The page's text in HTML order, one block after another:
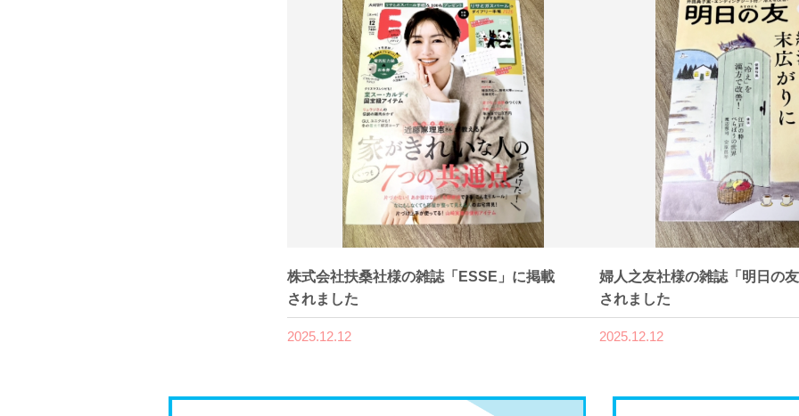
株式会社扶桑社様の雑誌「ESSE」に掲載
されました
2025.12.12
婦人之友社様の雑誌「明日の
されました
2025.12.12